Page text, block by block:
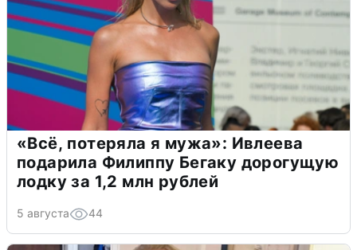
«Всё, потеряла я мужа»: Ивлеева
подарила Филиппу Бегаку дорогущую
лодку за 1,2 млн рублей
5 августа 44